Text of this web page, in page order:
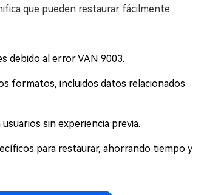
que pueden restaurar fácilmente
debido al error VAN 9003.
formatos, incluidos datos relacionados
sin experiencia previa.
para restaurar, ahorrando tiempo y